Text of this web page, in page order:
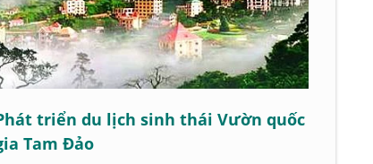
triển du lịch sinh thái Vườn quốc
Tam Đảo